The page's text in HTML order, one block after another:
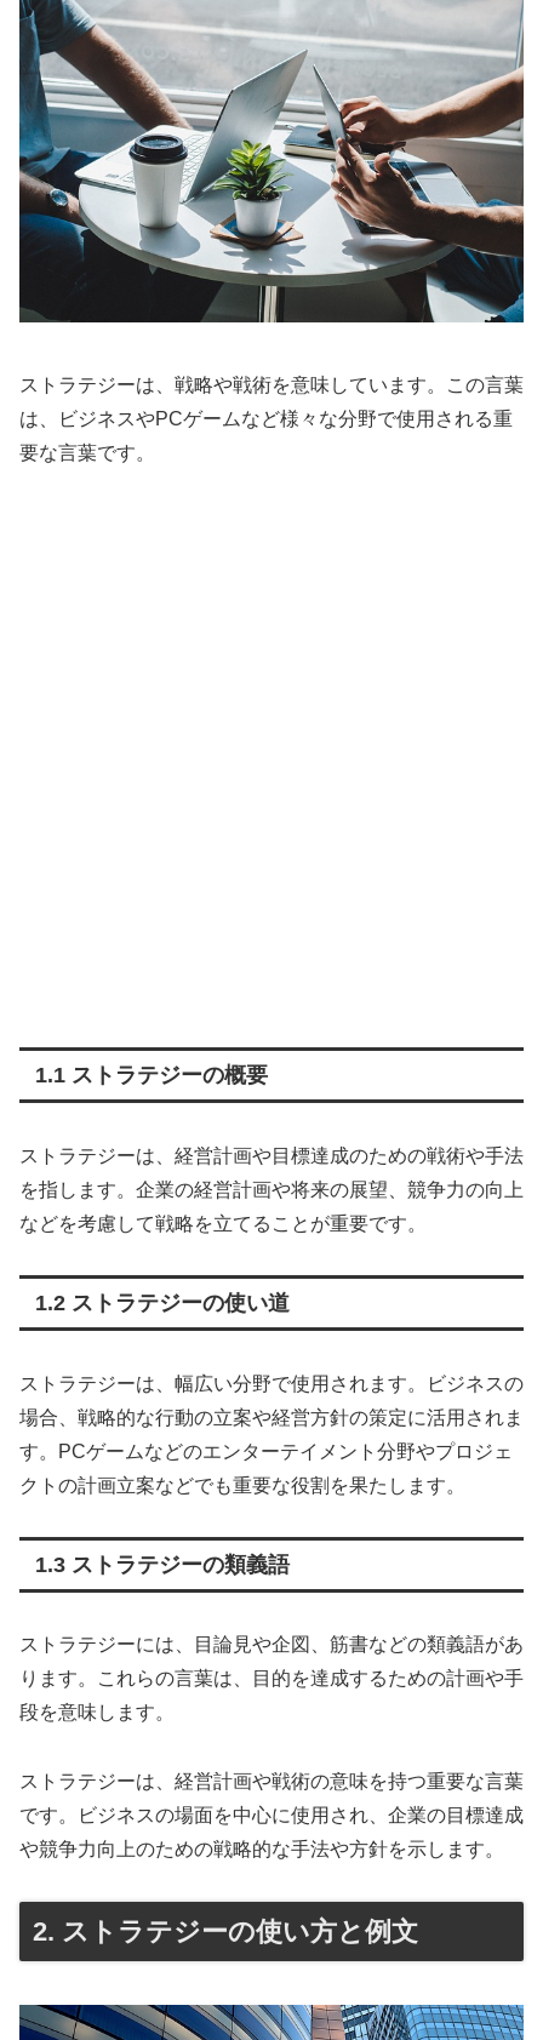
ストラテジーは、戦略や戦術を意味しています。この言葉
は、ビジネスやPCゲームなど様々な分野で使用される重
要な言葉です。
1.1 ストラテジーの概要
ストラテジーは、経営計画や目標達成のための戦術や手法
を指します。企業の経営計画や将来の展望、競争力の向上
などを考慮して戦略を立てることが重要です。
1.2 ストラテジーの使い道
ストラテジーは、幅広い分野で使用されます。ビジネスの
場合、戦略的な行動の立案や経営方針の策定に活用されま
す。PCゲームなどのエンターテイメント分野やプロジェ
クトの計画立案などでも重要な役割を果たします。
1.3 ストラテジーの類義語
ストラテジーには、目論見や企図、筋書などの類義語があ
ります。これらの言葉は、目的を達成するための計画や手
段を意味します。
ストラテジーは、経営計画や戦術の意味を持つ重要な言葉
です。ビジネスの場面を中心に使用され、企業の目標達成
や競争力向上のための戦略的な手法や方針を示します。
2. ストラテジーの使い方と例文